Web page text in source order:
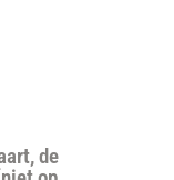
de